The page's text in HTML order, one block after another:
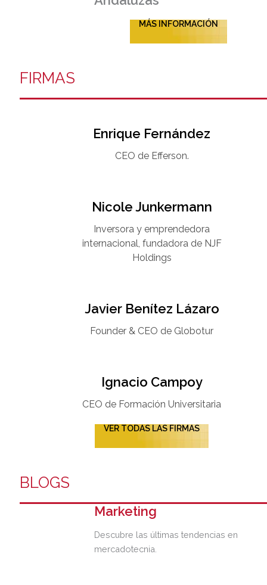
MÁS INFORMACIÓN
FIRMAS
Enrique Fernández
CEO de Efferson.
Nicole Junkermann​
Inversora y emprendedora
internacional, fundadora de NJF
Holdings
Javier Benítez Lázaro
Founder & CEO de Globotur​
Ignacio Campoy​
CEO de Formación Universitaria​
VER TODAS LAS FIRMAS
BLOGS
Marketing
Descubre las últimas tendencias en
mercadotecnia.